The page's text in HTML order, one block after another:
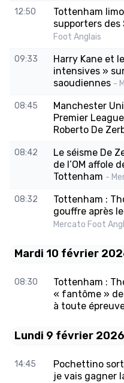
12:50
Tottenham
supporters des
Foot Anglais
09:33
Harry Kane et
intensives »
saoudiennes -
08:45
Manchester
Premier
Roberto De
08:42
Le séisme De
de l’OM affole
Tottenham -
08:32
Tottenham :
gouffre après
Mercato Foot
Mardi 10 février
08:30
Tottenham :
« fantôme »
à toute
Lundi 9 février 2026
14:45
Pochettino
je vais gagner